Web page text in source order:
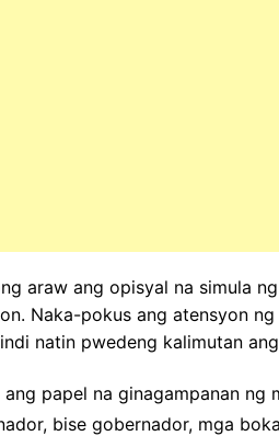
araw ang opisyal na simula ng
Naka-pokus ang atensyon
natin pwedeng kalimutan
ang papel na ginagampanan ng
bise gobernador, mga